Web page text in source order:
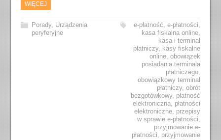
WIĘCEJ
Porady, Urządzenia
peryferyjne
e-płatność, e-płatności,
kasa fiskalna online,
kasa i terminal
płatniczy, kasy fiskalne
online, obowiązek
posiadania terminala
płatniczego,
obowiązkowy terminal
płatniczy, obrót
bezgotówkowy, płatność
elektroniczna, płatności
elektroniczne, przepisy
w sprawie e-płatności,
przyjmowanie e-
płatności, przyjmowanie